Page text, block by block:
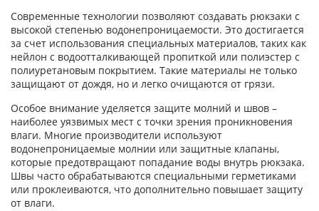
Современные технологии позволяют создавать рюкзаки с
высокой степенью водонепроницаемости. Это достигается
за счет использования специальных материалов, таких как
нейлон с водоотталкивающей пропиткой или полиэстер с
полиуретановым покрытием. Такие материалы не только
защищают от дождя, но и легко очищаются от грязи.
Особое внимание уделяется защите молний и швов –
наиболее уязвимых мест с точки зрения проникновения
влаги. Многие производители используют
водонепроницаемые молнии или защитные клапаны,
которые предотвращают попадание воды внутрь рюкзака.
Швы часто обрабатываются специальными герметиками
или проклеиваются, что дополнительно повышает защиту
от влаги.